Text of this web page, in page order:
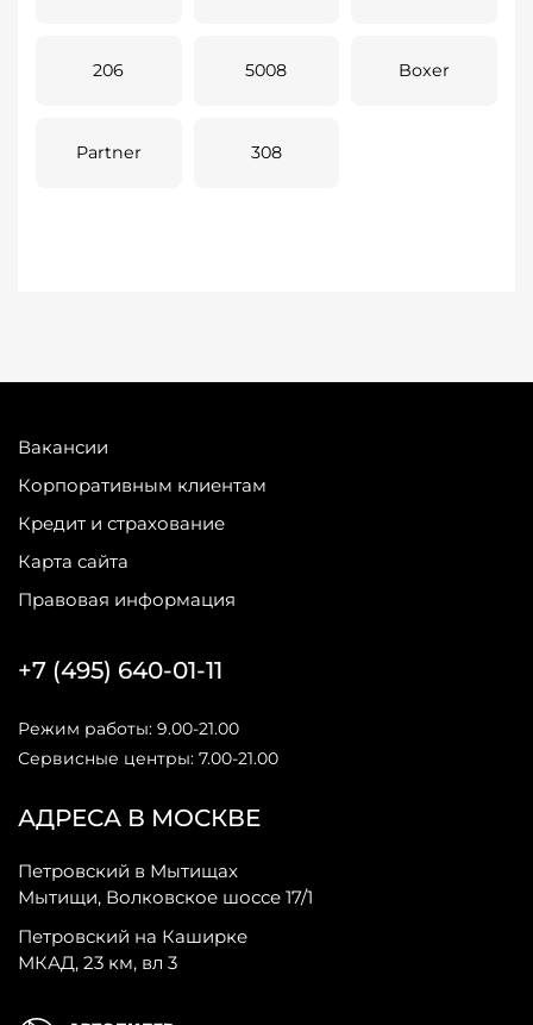
206 5008 Boxer
Partner 308
Вакансии
Корпоративным клиентам
Кредит и страхование
Карта сайта
Правовая информация
АДРЕСА В МОСКВЕ
Петровский в Мытищах
Мытищи, Волковское шоссе 17/1
Петровский на Каширке
МКАД, 23 км, вл 3
+7 (495) 640-01-11
Режим работы: 9.00-21.00
Сервисные центры: 7.00-21.00